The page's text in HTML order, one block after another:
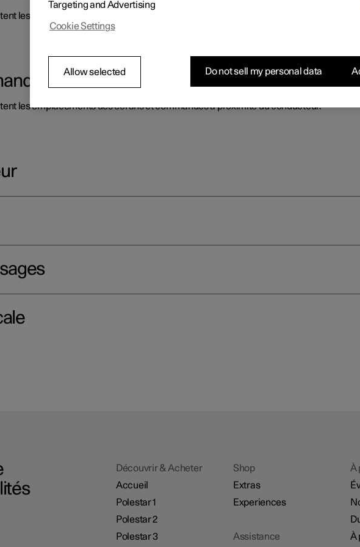
les emplacements des écrans et commandes à proximité du conducteur.
du conducteur sur les voitures à conduite
les emplacements des écrans et commandes à proximité du conducteur.
Découvrir & Acheter
Accueil
Polestar 1
Polestar 2
Polestar 3
Shop
Extras
Experiences
Assistance
À
À
Targeting and Advertising
Cookie Settings
Allow selected Do not sell my personal data